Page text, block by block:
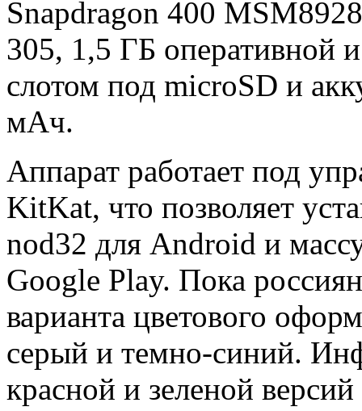
Snapdragon 400
305, 1,5 ГБ оперативной
слотом под microSD и
мАч.
Аппарат работает под
KitKat, что позволяет
nod32 для Android и
Google Play. Пока
варианта цветового
серый и темно-синий.
красной и зеленой